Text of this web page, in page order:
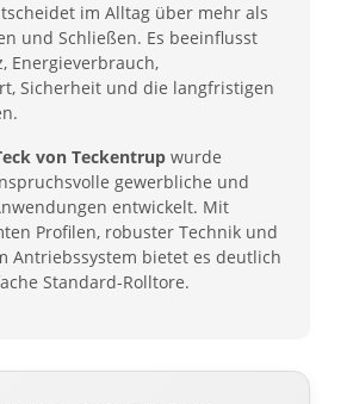
im Alltag über mehr als
und Schließen. Es beeinflusst
Energieverbrauch,
Sicherheit und die langfristigen
von Teckentrup wurde
gewerbliche und
entwickelt. Mit
Profilen, robuster Technik und
Antriebssystem bietet es deutlich
Standard-Rolltore.